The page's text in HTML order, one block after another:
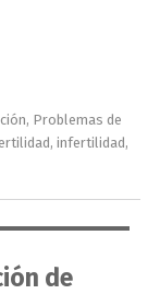
, Problemas de
, infertilidad,
de